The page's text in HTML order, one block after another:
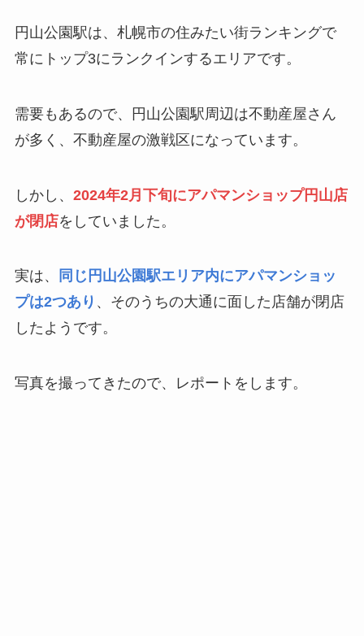
円山公園駅は、札幌市の住みたい街ランキングで
常にトップ3にランクインするエリアです。
需要もあるので、円山公園駅周辺は不動産屋さん
が多く、不動産屋の激戦区になっています。
しかし、 2024年2月下旬にアパマンショップ円山店
が閉店をしていました。
実は、
同じ円山公園駅エリア内にアパマンショッ
プは2つあり 、そのうちの大通に面した店舗が閉店
したようです。
写真を撮ってきたので、レポートをします。